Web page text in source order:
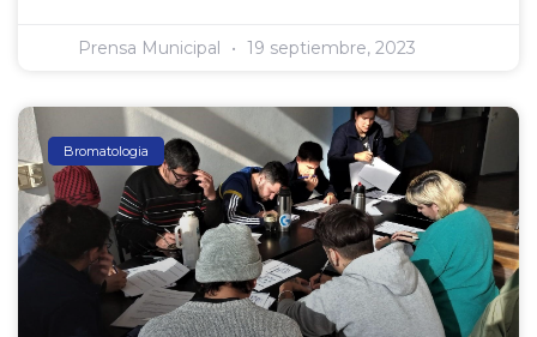
Prensa Municipal 19 septiembre, 2023
Bromatologia